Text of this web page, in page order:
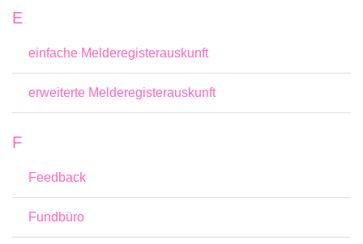
E
einfache Melderegisterauskunft
erweiterte Melderegisterauskunft
F
Feedback
Fundbüro